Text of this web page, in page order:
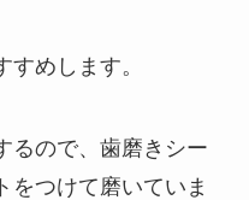
めします。
るので、歯磨きシー
をつけて磨いていま